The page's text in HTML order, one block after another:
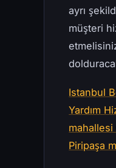
ayrı
müşteri
Istanbul
Yardım
mahallesi
Piripaşa